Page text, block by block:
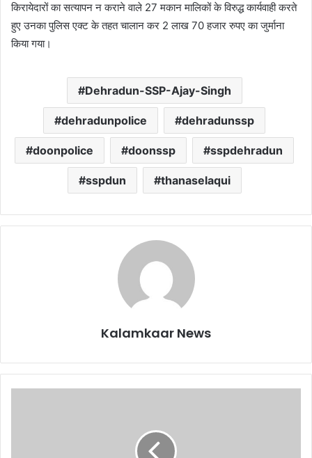
किरायेदारों का सत्यापन न कराने वाले 27 मकान मालिकों के विरुद्ध कार्यवाही करते
हुए उनका पुलिस एक्ट के तहत चालान कर 2 लाख 70 हजार रुपए का जुर्माना
किया गया।
Dehradun-SSP-Ajay-Singh
dehradunpolice dehradunssp
doonpolice doonssp sspdehradun
sspdun thanaselaqui
Kalamkaar News